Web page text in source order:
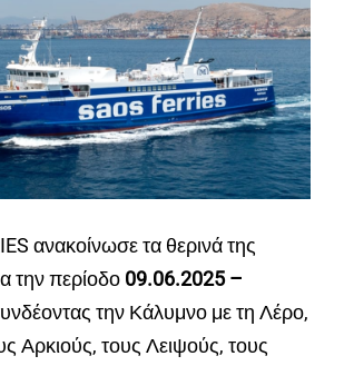
ανακοίνωσε τα θερινά της
την περίοδο 09.06.2025 –
την Κάλυμνο με τη Λέρο,
Αρκιούς, τους Λειψούς, τους